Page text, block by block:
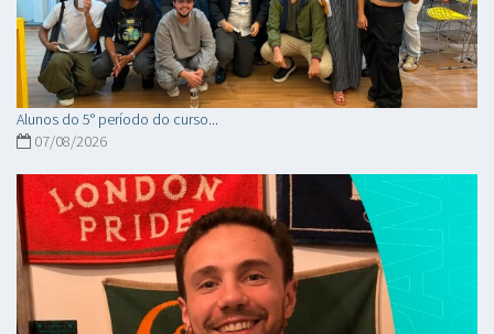
Alunos do 5° período do curso...
07/08/2026